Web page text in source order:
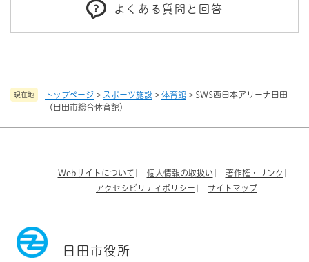
現在地 トップページ > スポーツ施設 > 体育館 > SWS西日本アリーナ日田
（日田市総合体育館）
よくある質問と回答
Webサイトについて 個人情報の取扱い
著作権・リンク
アクセシビリティポリシー
サイトマップ
日田市役所